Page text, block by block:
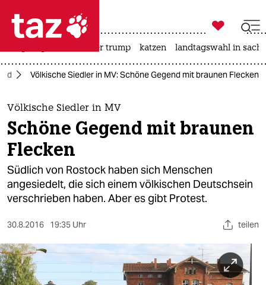
 taz zahl ich
taz zahl ich
themen
politik
öko
gesellschaft
sport
berlin

taz zahl ich
usa unter trump katzen landtagswahl in
Völkische Siedler in MV: Schöne Gegend mit braunen Flecken
Völkische Siedler in MV
Schöne Gegend mit braunen
Flecken
Südlich von Rostock haben sich Menschen
angesiedelt, die sich einem völkischen Deutschsein
verschrieben haben. Aber es gibt Protest.
30.8.2016 19:35 Uhr teilen